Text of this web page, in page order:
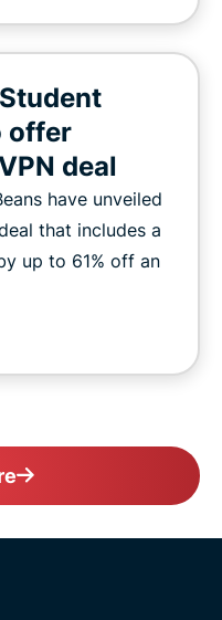
offer
deal
have unveiled
that includes a
up to 61% off an